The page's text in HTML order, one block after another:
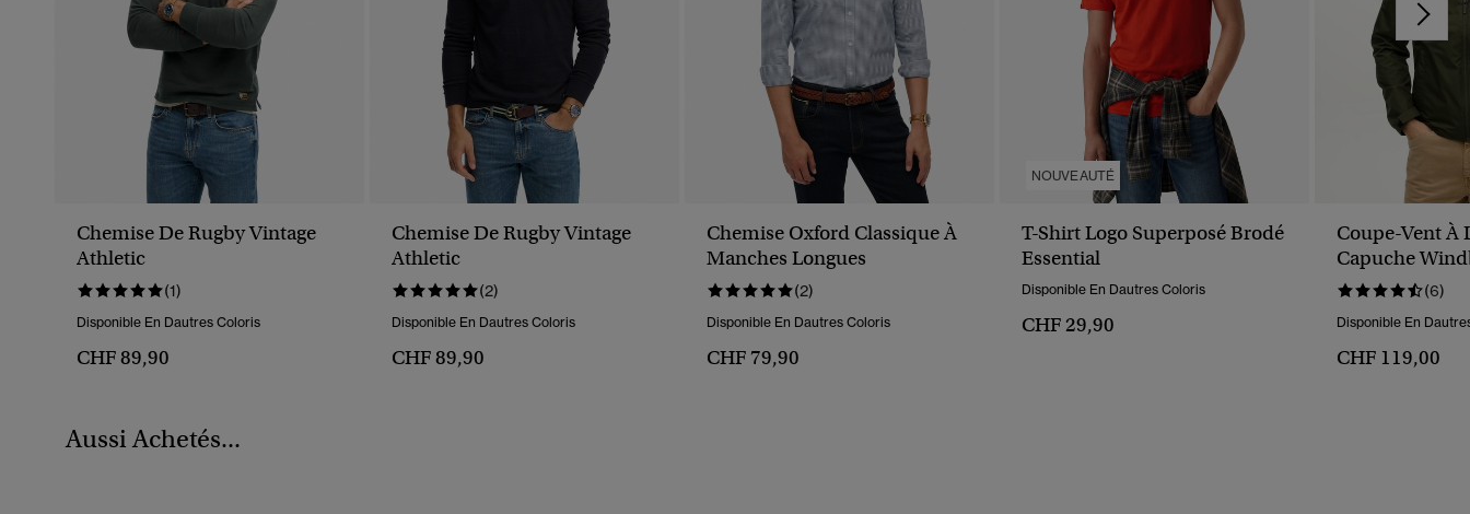
Chemise De Rugby Vintage
Athletic
(1)
Disponible En Dautres Coloris
CHF 89,90
Chemise De Rugby Vintage
Athletic
(2)
Disponible En Dautres Coloris
CHF 89,90
Chemise Oxford Classique À
Manches Longues
(2)
Disponible En Dautres Coloris
CHF 79,90
NOUVEAUTÉ
T-Shirt Logo Superposé Brodé
Essential
Disponible En Dautres Coloris
CHF 29,90
Coupe-Vent À
Capuche
(6)
Disponible En
CHF 119,00
Aussi Achetés...